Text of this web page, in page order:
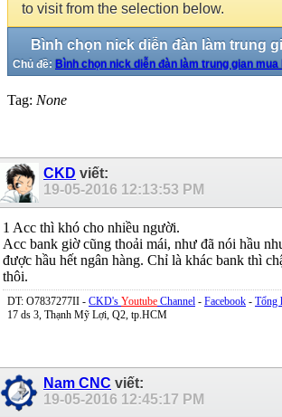
to visit from the selection below.
Bình chọn nick diễn đàn làm trung
Chủ đề: Bình chọn nick diễn đàn làm trung gian mua
Tag: None
CKD viết:
19-05-2016 12:13:53 PM
1 Acc thì khó cho nhiều người.
Acc bank giờ cũng thoải mái, như đã nói hầu
được hầu hết ngân hàng. Chỉ là khác bank thì
thôi.
DT: O7837277II - CKD's Youtube Channel - Facebook - Tổng
17 ds 3, Thạnh Mỹ Lợi, Q2, tp.HCM
Nam CNC viết:
19-05-2016 12:45:17 PM